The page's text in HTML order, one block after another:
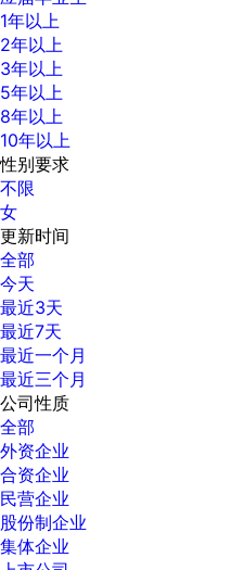
1年以上
2年以上
3年以上
5年以上
8年以上
10年以上
性别要求
不限
女
更新时间
全部
今天
最近3天
最近7天
最近一个月
最近三个月
公司性质
全部
外资企业
合资企业
民营企业
股份制企业
集体企业